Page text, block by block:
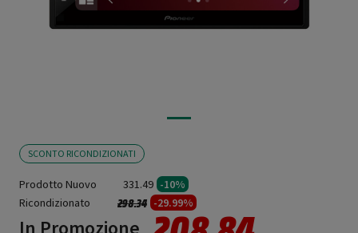
SCONTO RICONDIZIONATI
Prodotto Nuovo 331.49 -10%
Ricondizionato
Prezzo ridotto da
298.34a -29.99%
In Promozione